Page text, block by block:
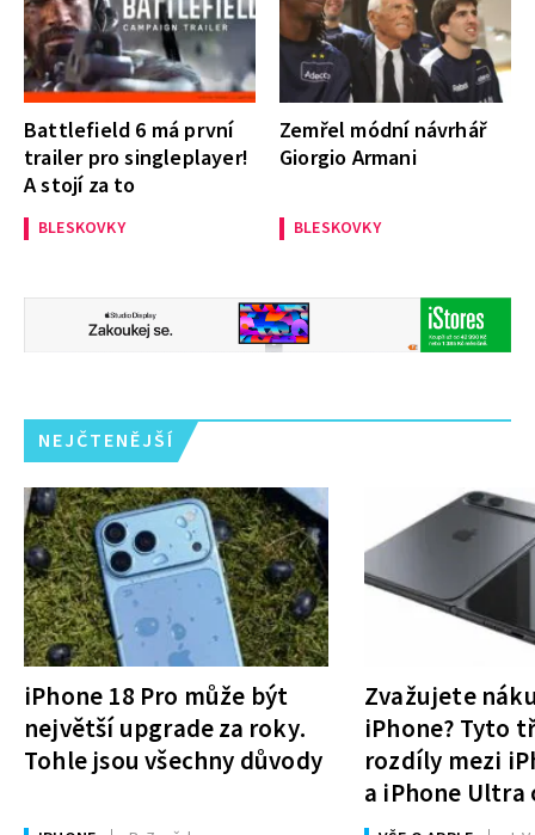
Battlefield 6 má první
trailer pro singleplayer!
A stojí za to
BLESKOVKY
Zemřel módní návrhář
Giorgio Armani
BLESKOVKY
NEJČTENĚJŠÍ
iPhone 18 Pro může být
největší upgrade za roky.
Tohle jsou všechny důvody
Zvažujete
iPhone? Tyto
rozdíly mezi
a iPhone Ultra
rozhodnutí